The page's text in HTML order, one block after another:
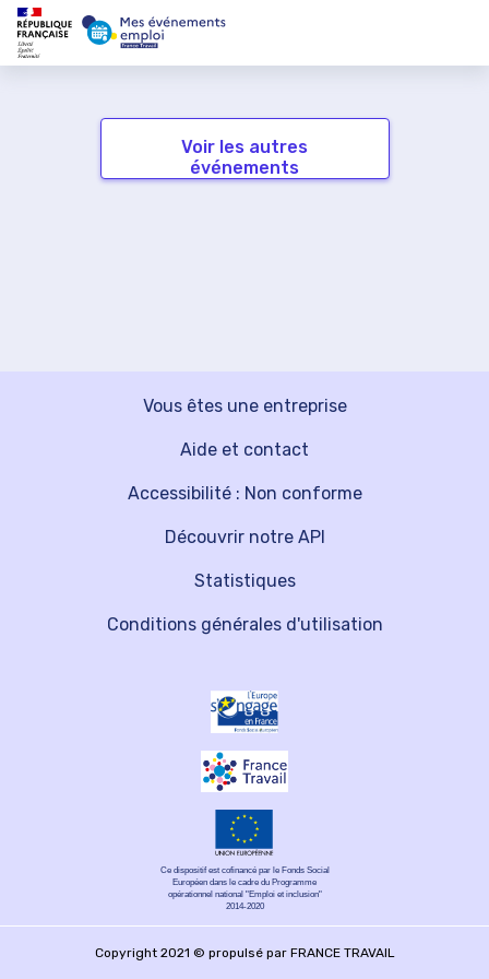
Voir les autres
événements
Vous êtes une entreprise
Découvrir notre API
Aide et contact
Statistiques
Accessibilité : Non conforme
Conditions générales d'utilisation
Ce dispositif est cofinancé par le Fonds Social
Européen dans le cadre du Programme
opérationnel national "Emploi et inclusion"
2014-2020
Copyright 2021 © propulsé par FRANCE TRAVAIL